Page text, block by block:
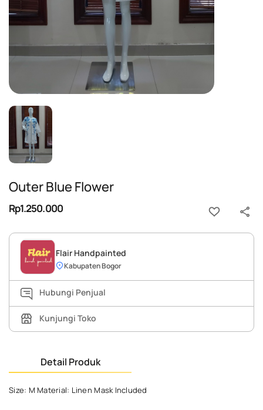
Outer Blue Flower
Rp1.250.000
Flair Handpainted
Kabupaten Bogor
Hubungi Penjual
Kunjungi Toko
Detail Produk
Size: M Material: Linen Mask Included